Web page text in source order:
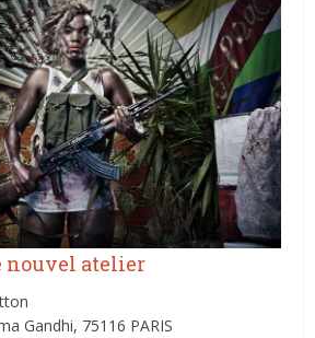
atelier
Gandhi, 75116 PARIS